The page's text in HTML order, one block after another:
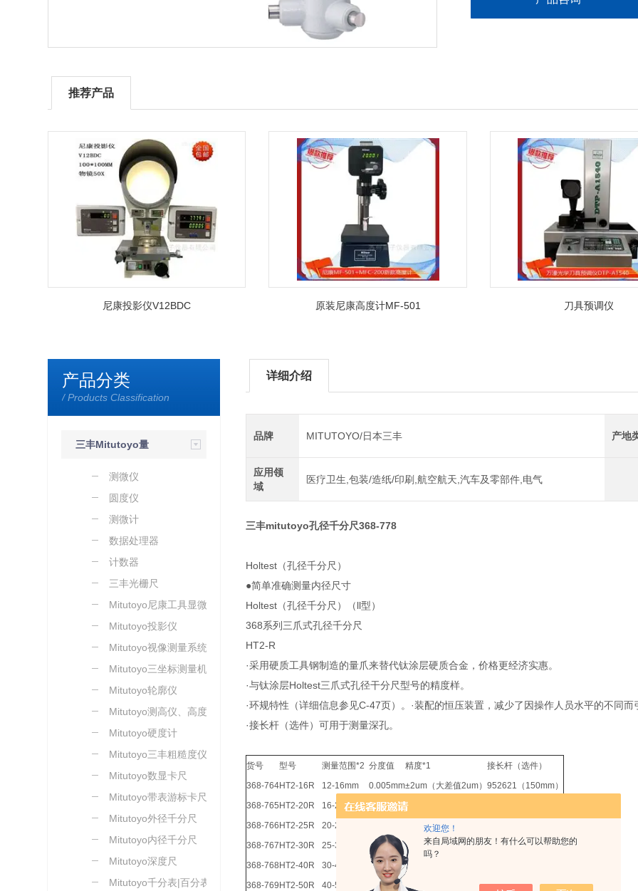
欢迎您！
来自局域网的朋友！有什么可以帮助您的
吗？
推荐产品
尼康投影仪V12BDC 原装尼康高度计MF-501 刀具预调仪
产品分类
/ Products Classification
三丰Mitutoyo量
测微仪
圆度仪
测微计
数据处理器
计数器
三丰光栅尺
Mitutoyo尼康工具显微镜
Mitutoyo投影仪
Mitutoyo视像测量系统
Mitutoyo三坐标测量机
Mitutoyo轮廓仪
Mitutoyo测高仪、高度尺
Mitutoyo硬度计
Mitutoyo三丰粗糙度仪
Mitutoyo数显卡尺
Mitutoyo带表游标卡尺
Mitutoyo外径千分尺
Mitutoyo内径千分尺
Mitutoyo深度尺
Mitutoyo千分表|百分表
详细介绍
品牌 MITUTOYO/日本三丰 产地
应用领
域
医疗卫生,包装/造纸/印刷,航空航天,汽车及零部件,电气
三丰mitutoyo孔径千分尺368-778
Holtest（孔径千分尺）
●简单准确测量内径尺寸
Holtest（孔径千分尺）（ll型）
368系列三爪式孔径千分尺
HT2-R
·采用硬质工具钢制造的量爪来替代钛涂层硬质合金，价格更经济实惠。
·与钛涂层Holtest三爪式孔径干分尺型号的精度样。
·环规特性（详细信息参见C-47页）。·装配的恒压装置，减少了因操作人员水平的不同
·接长杆（选件）可用于测量深孔。
货号 型号 测量范围*2 分度值 精度*1
接长杆（选件）
368-764HT2-16R 12-16mm 0.005mm±2um（大差值2um）952621（150mm）
368-765 HT2-20R 16-20mm 0.005mm±2um（大差值2um）
368-766 HT2-25R 20-25mm ±3um（大差值3um）
368-767 HT2-30R 25-30mm 0.005mm±3um（大差值3um）952622（150mm）
368-768 HT2-40R 30-40mm 0.005mm±3um（大差值3um）
368-769 HT2-50R 40-50mm 0.005mm±3um（大差值3um）952622（150mm）